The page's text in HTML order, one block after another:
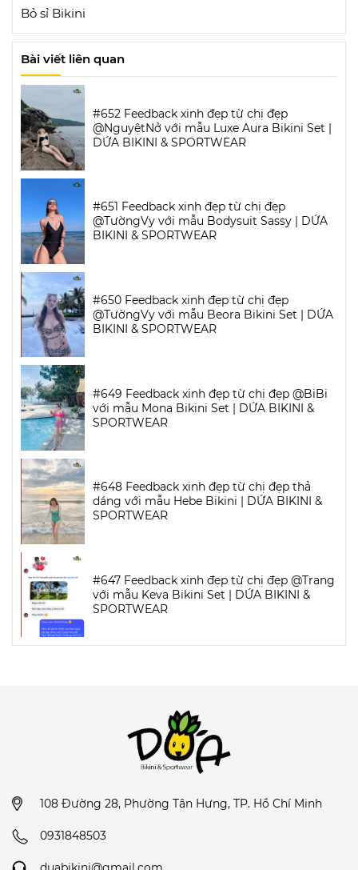
Bỏ sỉ Bikini
Bài viết liên quan
#652 Feedback xinh đẹp từ chị đẹp
@NguyệtNở với mẫu Luxe Aura Bikini Set |
DỨA BIKINI & SPORTWEAR
#651 Feedback xinh đẹp từ chị đẹp
@TườngVy với mẫu Bodysuit Sassy | DỨA
BIKINI & SPORTWEAR
#650 Feedback xinh đẹp từ chị đẹp
@TườngVy với mẫu Beora Bikini Set | DỨA
BIKINI & SPORTWEAR
#649 Feedback xinh đẹp từ chị đẹp @BiBi
với mẫu Mona Bikini Set | DỨA BIKINI &
SPORTWEAR
#648 Feedback xinh đẹp từ chị đẹp thả
dáng với mẫu Hebe Bikini | DỨA BIKINI &
SPORTWEAR
#647 Feedback xinh đẹp từ chị đẹp @Trang
với mẫu Keva Bikini Set | DỨA BIKINI &
SPORTWEAR
108 Đường 28, Phường Tân Hưng, TP. Hồ Chí Minh
0931848503